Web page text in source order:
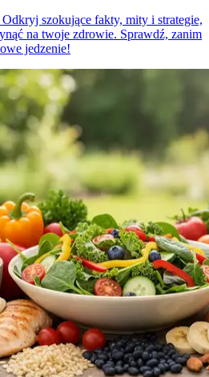
szokujące fakty, mity i strategie,
na twoje zdrowie. Sprawdź, zanim
jedzenie!